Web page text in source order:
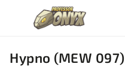
Hypno (MEW 097)